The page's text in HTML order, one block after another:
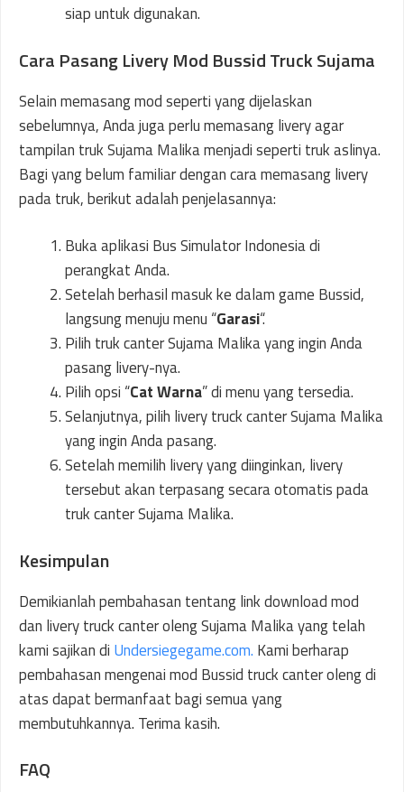
siap untuk digunakan.
Cara Pasang Livery Mod Bussid Truck Sujama
Selain memasang mod seperti yang dijelaskan
sebelumnya, Anda juga perlu memasang livery agar
tampilan truk Sujama Malika menjadi seperti truk aslinya.
Bagi yang belum familiar dengan cara memasang livery
pada truk, berikut adalah penjelasannya:
Buka aplikasi Bus Simulator Indonesia di
perangkat Anda.
Setelah berhasil masuk ke dalam game Bussid,
langsung menuju menu “Garasi“.
Pilih truk canter Sujama Malika yang ingin Anda
pasang livery-nya.
Pilih opsi “Cat Warna” di menu yang tersedia.
Selanjutnya, pilih livery truck canter Sujama Malika
yang ingin Anda pasang.
Setelah memilih livery yang diinginkan, livery
tersebut akan terpasang secara otomatis pada
truk canter Sujama Malika.
Kesimpulan
Demikianlah pembahasan tentang link download mod
dan livery truck canter oleng Sujama Malika yang telah
kami sajikan di Undersiegegame.com. Kami berharap
pembahasan mengenai mod Bussid truck canter oleng di
atas dapat bermanfaat bagi semua yang
membutuhkannya. Terima kasih.
FAQ